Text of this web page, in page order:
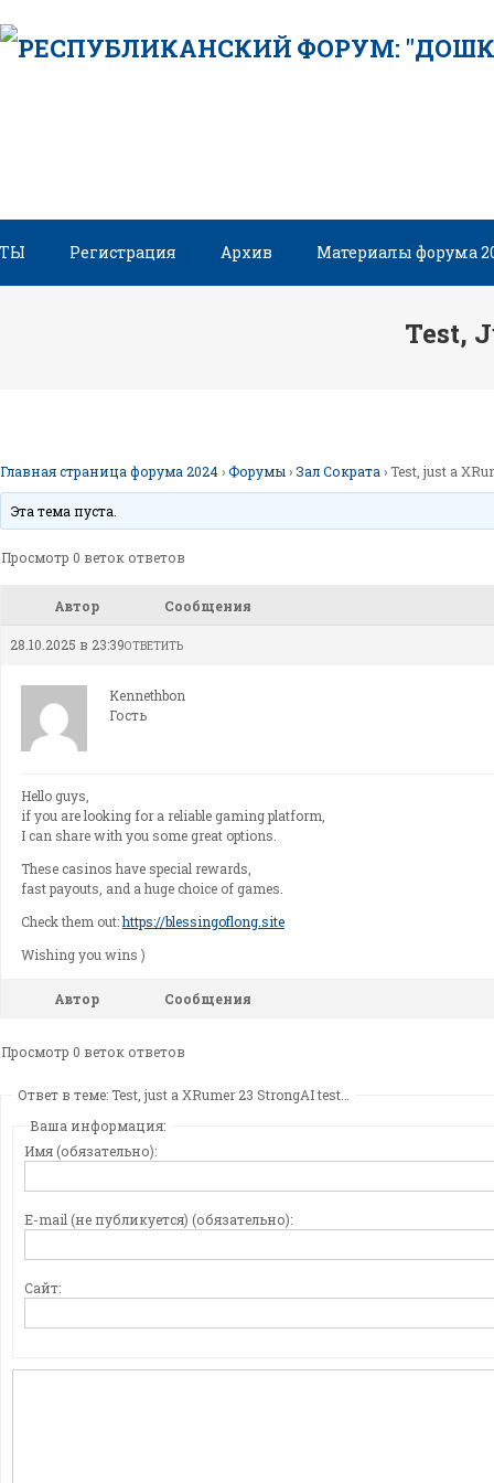
to
Регистрация Архив Материалы форума
Test,
Главная страница форума 2024›Форумы ›Зал Сократа ›Test, just a
Эта тема пуста.
Просмотр 0 веток ответов
Автор Сообщения
28.10.2025 в 23:39ОТВЕТИТЬ
Kennethbon
Гость
Hello guys,
if you are looking for a reliable gaming platform,
I can share with you some great options.
These casinos have special rewards,
fast payouts, and a huge choice of games.
Check them out:https://blessingoflong.site
Wishing you wins )
Автор Сообщения
Просмотр 0 веток ответов
Ответ в теме: Test, just a XRumer 23 StrongAI test…
Ваша информация:
Имя (обязательно):
E-mail (не публикуется) (обязательно):
Сайт: